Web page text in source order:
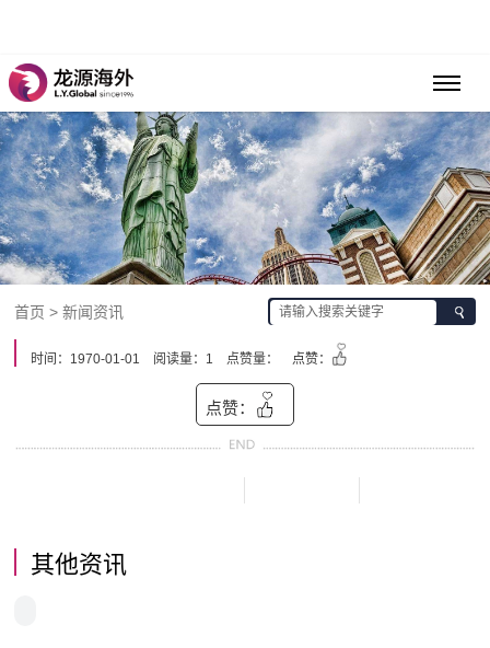
首页 > 新闻资讯
时间：1970-01-01 阅读量：1 点赞量： 点赞：
点赞：
其他资讯